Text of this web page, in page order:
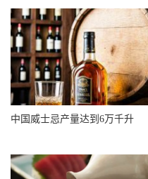
中国威士忌产量达到6万千升